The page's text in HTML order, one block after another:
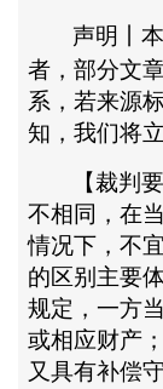
声明丨
者，部分文
系，若来源
知，我们将
【裁判
不相同，在
情况下，不
的区别主要
规定，一方
或相应财产
又具有补偿